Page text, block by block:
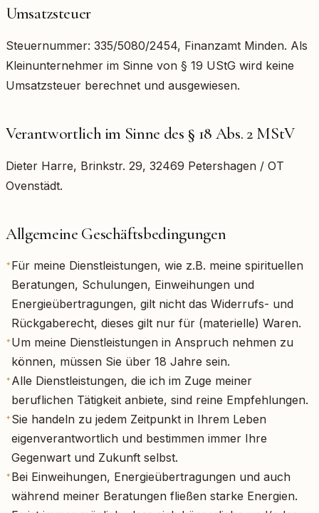
Umsatzsteuer
Steuernummer: 335/5080/2454, Finanzamt Minden. Als
Kleinunternehmer im Sinne von § 19 UStG wird keine
Umsatzsteuer berechnet und ausgewiesen.
Verantwortlich im Sinne des § 18 Abs. 2 MStV
Dieter Harre, Brinkstr. 29, 32469 Petershagen / OT
Ovenstädt.
Allgemeine Geschäftsbedingungen
✦Für meine Dienstleistungen, wie z.B. meine spirituellen
Beratungen, Schulungen, Einweihungen und
Energieübertragungen, gilt nicht das Widerrufs- und
Rückgaberecht, dieses gilt nur für (materielle) Waren.
✦Um meine Dienstleistungen in Anspruch nehmen zu
können, müssen Sie über 18 Jahre sein.
✦Alle Dienstleistungen, die ich im Zuge meiner
beruflichen Tätigkeit anbiete, sind reine Empfehlungen.
✦Sie handeln zu jedem Zeitpunkt in Ihrem Leben
eigenverantwortlich und bestimmen immer Ihre
Gegenwart und Zukunft selbst.
✦Bei Einweihungen, Energieübertragungen und auch
während meiner Beratungen fließen starke Energien.